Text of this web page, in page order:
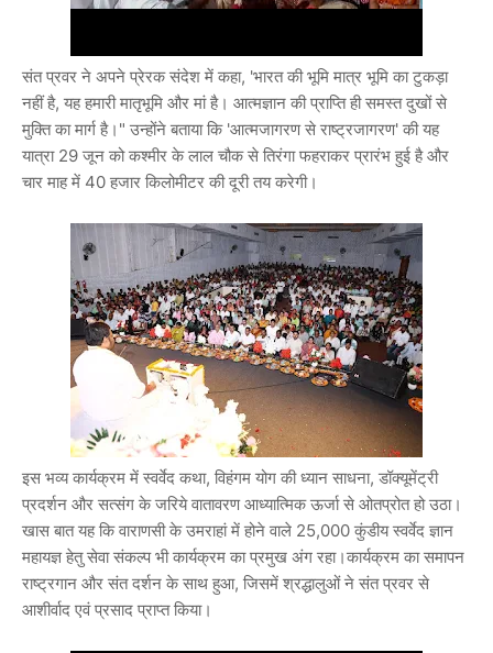
संत प्रवर ने अपने प्रेरक संदेश में कहा, 'भारत की भूमि मात्र भूमि का टुकड़ा
नहीं है, यह हमारी मातृभूमि और मां है। आत्मज्ञान की प्राप्ति ही समस्त दुखों से
मुक्ति का मार्ग है।" उन्होंने बताया कि 'आत्मजागरण से राष्ट्रजागरण' की यह
यात्रा 29 जून को कश्मीर के लाल चौक से तिरंगा फहराकर प्रारंभ हुई है और
चार माह में 40 हजार किलोमीटर की दूरी तय करेगी।
इस भव्य कार्यक्रम में स्वर्वेद कथा, विहंगम योग की ध्यान साधना, डॉक्यूमेंट्री
प्रदर्शन और सत्संग के जरिये वातावरण आध्यात्मिक ऊर्जा से ओतप्रोत हो उठा।
खास बात यह कि वाराणसी के उमराहां में होने वाले 25,000 कुंडीय स्वर्वेद ज्ञान
महायज्ञ हेतु सेवा संकल्प भी कार्यक्रम का प्रमुख अंग रहा।कार्यक्रम का समापन
राष्ट्रगान और संत दर्शन के साथ हुआ, जिसमें श्रद्धालुओं ने संत प्रवर से
आशीर्वाद एवं प्रसाद प्राप्त किया।